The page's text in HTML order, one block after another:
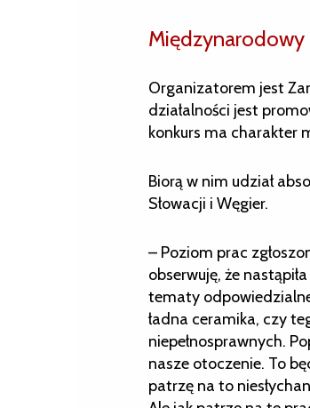
Międzynarodowy
Organizatorem jest
działalności jest
konkurs ma charakter
Biorą w nim udział
Słowacji i Węgier.
– Poziom prac
obserwuję, że
tematy
ładna ceramika, czy
niepełnosprawnych.
nasze otoczenie. To
patrzę na to